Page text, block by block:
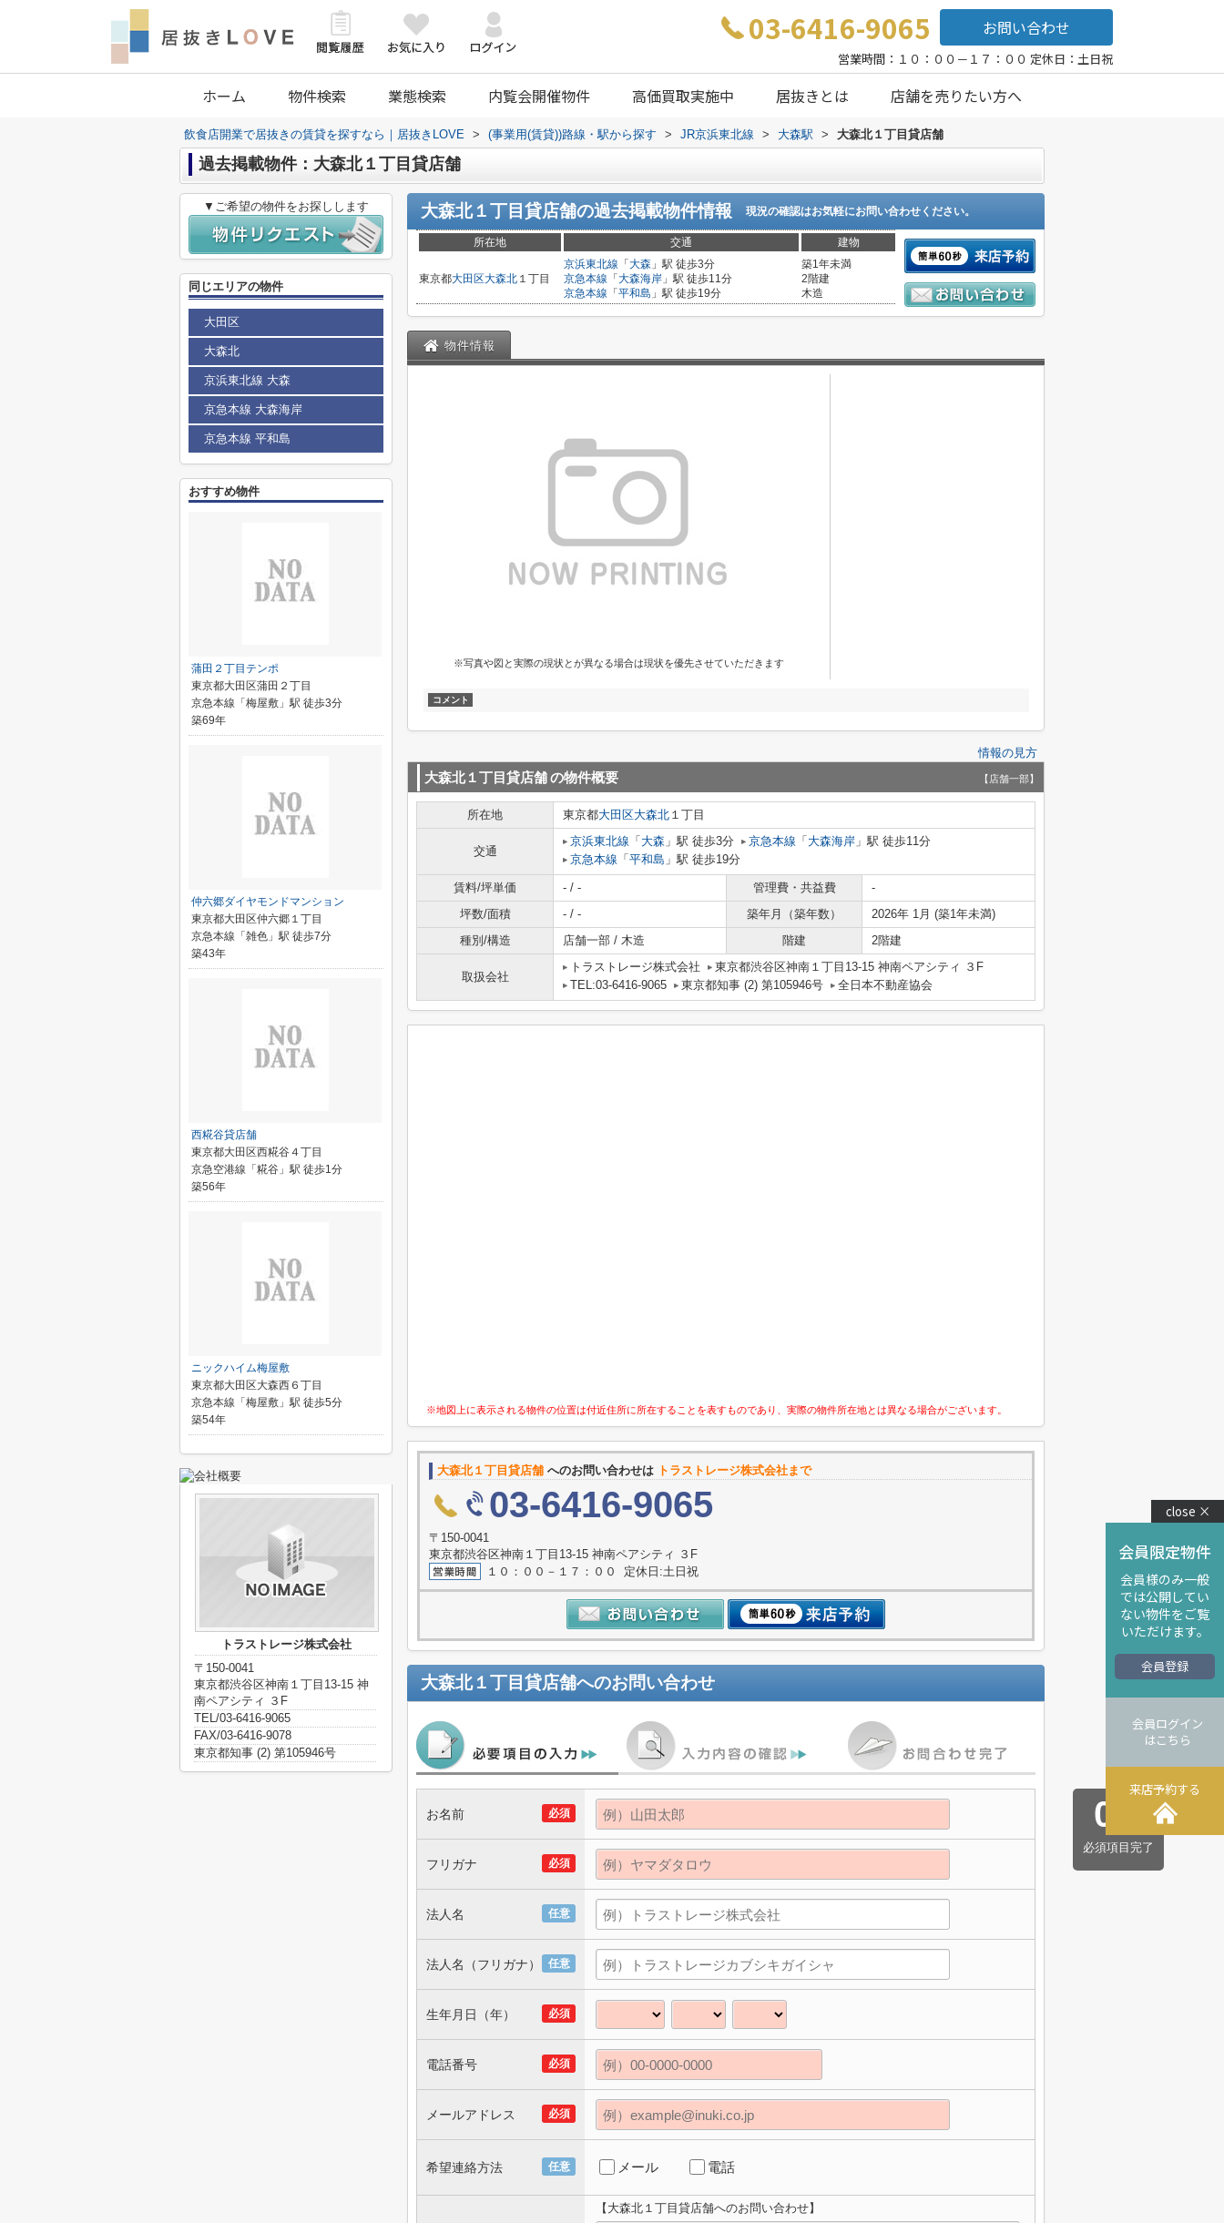
03-6416-9065 お問い合わせ
営業時間：１０：００－１７：００ 定休日：土日祝
ホーム 物件検索 業態検索 内覧会開催物件 高価買取実施中 居抜きとは 店舗を売りたい方へ
close ×
会員限定物件
会員様のみ一般
では公開してい
ない物件をご覧
いただけます。
会員登録
会員ログイン
はこちら
来店予約する
飲食店開業で居抜きの賃貸を探すなら｜居抜きLOVE > (事業用(賃貸))路線・駅から探す > JR京浜東北線 > 大森駅 > 大森北１丁目貸店舗
過去掲載物件：大森北１丁目貸店舗
大森北１丁目貸店舗の過去掲載物件情報 現況の確認はお気軽にお問い合わせください。
所在地 交通 建物
東京都大田区大森北 １丁目
京浜東北線 「 大森 」駅 徒歩3分
京急本線 「 大森海岸 」駅 徒歩11分
京急本線 「 平和島 」駅 徒歩19分
築1年未満
2階建
木造
物件情報
※写真や図と実際の現状とが異なる場合は現状を優先させていただきます
コメント
情報の見方
大森北１丁目貸店舗の物件概要 【店舗一部】
所在地 東京都大田区大森北 １丁目
交通
京浜東北線 「 大森 」駅 徒歩3分 京急本線 「 大森海岸 」駅 徒歩11分
京急本線 「 平和島 」駅 徒歩19分
賃料/坪単価 - / - 管理費・共益費
-
坪数/面積
- / - 築年月（築年数）
2026年 1月 (築1年未満)
種別/構造
店舗一部 / 木造 階建 2階建
取扱会社
トラストレージ株式会社
東京都渋谷区神南１丁目13-15 神南ペアシティ ３F
TEL:03-6416-9065
東京都知事 (2) 第105946号 全日本不動産協会
※地図上に表示される物件の位置は付近住所に所在することを表すものであり、実際の物件所在地とは異なる場合がございます。
大森北１丁目貸店舗 へのお問い合わせは トラストレージ株式会社まで
03-6416-9065
〒150-0041
東京都渋谷区神南１丁目13-15 神南ペアシティ ３F
１０：００－１７：００ 定休日:土日祝
大森北１丁目貸店舗へのお問い合わせ
0
必須項目完了
必須
お名前
必須
フリガナ
任意
法人名
任意
法人名（フリガナ）
必須
生年月日（年）
必須
電話番号
必須
メールアドレス
任意
希望連絡方法 メール 電話
【大森北１丁目貸店舗へのお問い合わせ】
▼ご希望の物件をお探しします
同じエリアの物件
大田区
大森北
京浜東北線 大森
京急本線 大森海岸
京急本線 平和島
おすすめ物件
蒲田２丁目テンポ
東京都大田区蒲田２丁目
京急本線「梅屋敷」駅 徒歩3分
築69年
仲六郷ダイヤモンドマンション
東京都大田区仲六郷１丁目
京急本線「雑色」駅 徒歩7分
築43年
西糀谷貸店舗
東京都大田区西糀谷４丁目
京急空港線「糀谷」駅 徒歩1分
築56年
ニックハイム梅屋敷
東京都大田区大森西６丁目
京急本線「梅屋敷」駅 徒歩5分
築54年
トラストレージ株式会社
〒150-0041
東京都渋谷区神南１丁目13-15 神
南ペアシティ ３F
TEL/03-6416-9065
FAX/03-6416-9078
東京都知事 (2) 第105946号